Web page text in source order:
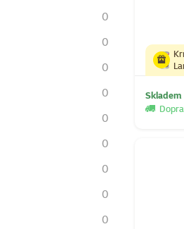
0
0
0
0
0
0
0
0
0
Skladem